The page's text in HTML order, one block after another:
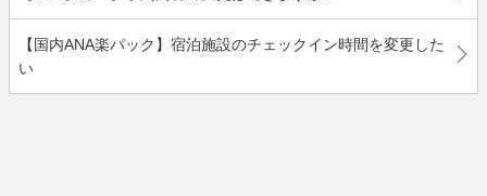
【国内ANA楽パック】宿泊施設のチェックイン時間を変更した
い